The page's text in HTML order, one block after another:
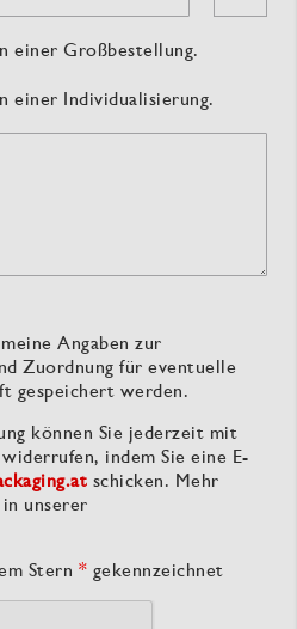
einer Großbestellung.
einer Individualisierung.
Angaben zur
Zuordnung für eventuelle
gespeichert werden.
können Sie jederzeit mit
indem Sie eine E-
schicken. Mehr
unserer
Stern * gekennzeichnet